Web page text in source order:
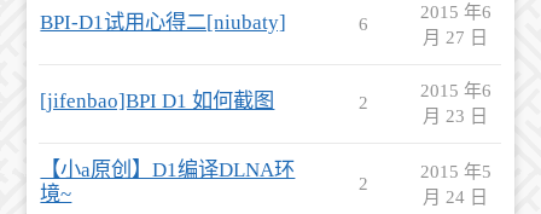
BPI-D1试用心得二[niubaty] 6
2015 年6
月 27 日
[jifenbao]BPI D1 如何截图 2
2015 年6
月 23 日
【小a原创】D1编译DLNA环
境~
2
2015 年5
月 24 日